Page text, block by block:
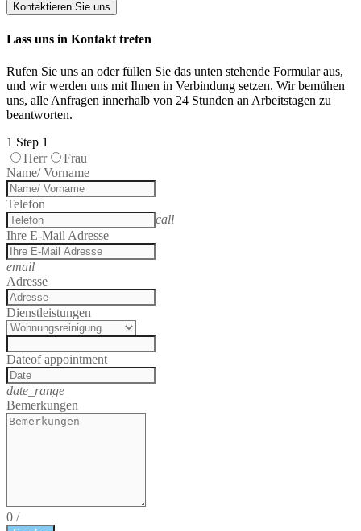
Kontaktieren Sie uns
Lass uns in Kontakt treten
Rufen Sie uns an oder füllen Sie das unten stehende Formular aus,
und wir werden uns mit Ihnen in Verbindung setzen. Wir bemühen
uns, alle Anfragen innerhalb von 24 Stunden an Arbeitstagen zu
beantworten.
1 Step 1
Herr
Frau
Name/ Vorname
Telefon
call
Ihre E-Mail Adresse
email
Adresse
Dienstleistungen
Dateof appointment
date_range
Bemerkungen
0 /